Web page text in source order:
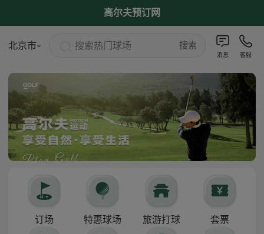
高尔夫预订网
北京市 搜索热门球场 搜索
消息 客服
订场 特惠球场 旅游打球 套票